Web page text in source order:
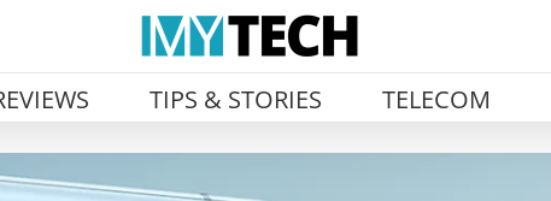
TIPS & STORIES TELECOM